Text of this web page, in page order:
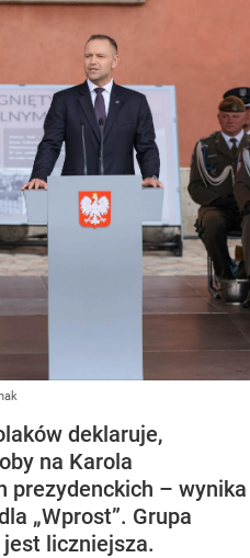
deklaruje,
na Karola
prezydenckich – wynika
„Wprost”. Grupa
liczniejsza.